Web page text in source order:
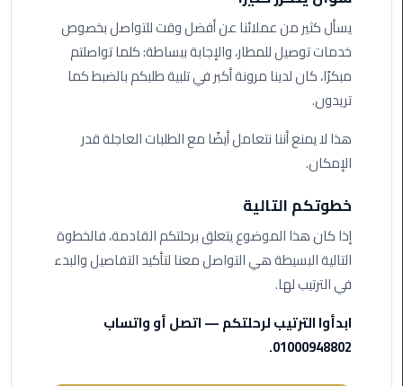
الاسكندريه
الشيخ
تاكسي
مطار
القاهرة
ليموزين
الاسكندريه
ليموزين
المطار
ليموزين
يسأل كثير من عملائنا عن أفضل وقت للتواصل بخصوص
خدمات توصيل للمطار، والإجابة ببساطة: كلما تواصلتم
مبكرًا، كان لدينا مرونة أكبر في تلبية طلبكم بالضبط كما
تريدون.
هذا لا يمنع أننا نتعامل أيضًا مع الطلبات العاجلة قدر
الإمكان.
خطوتكم التالية
إذا كان هذا الموضوع يتعلق برحلتكم القادمة، فالخطوة
التالية البسيطة هي التواصل معنا لتأكيد التفاصيل والبدء
في الترتيب لها.
ابدأوا الترتيب لرحلتكم — اتصل أو واتساب
01000948802.